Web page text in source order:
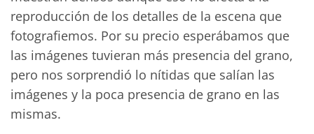
reproducción de los detalles de la escena que
fotografiemos. Por su precio esperábamos que
las imágenes tuvieran más presencia del grano,
pero nos sorprendió lo nítidas que salían las
imágenes y la poca presencia de grano en las
mismas.